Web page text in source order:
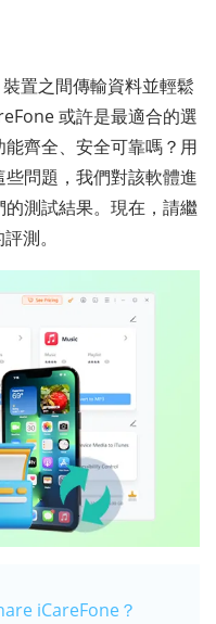
置之間傳輸資料並輕鬆
或許是最適合的選
齊全、安全可靠嗎？用
問題，我們對該軟體進
測試結果。現在，請繼
測。
iCareFone？